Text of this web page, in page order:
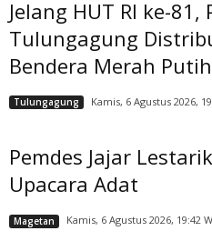
Jelang HUT RI ke-81,
Tulungagung
Bendera Merah Putih
Tulungagung Kamis, 6 Agustus 2026,
Pemdes Jajar
Upacara Adat
Magetan Kamis, 6 Agustus 2026, 19:42